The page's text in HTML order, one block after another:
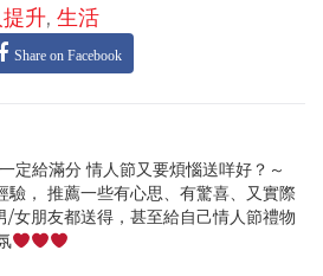
升, 生活
Share on Facebook
定給滿分 情人節又要煩惱送咩好？～
驗， 推薦一些有心思、有驚喜、又實際
女朋友都送得，甚至給自己情人節禮物